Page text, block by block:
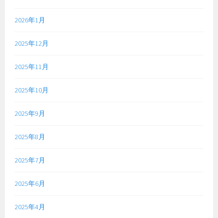
2026年1月
2025年12月
2025年11月
2025年10月
2025年9月
2025年8月
2025年7月
2025年6月
2025年4月